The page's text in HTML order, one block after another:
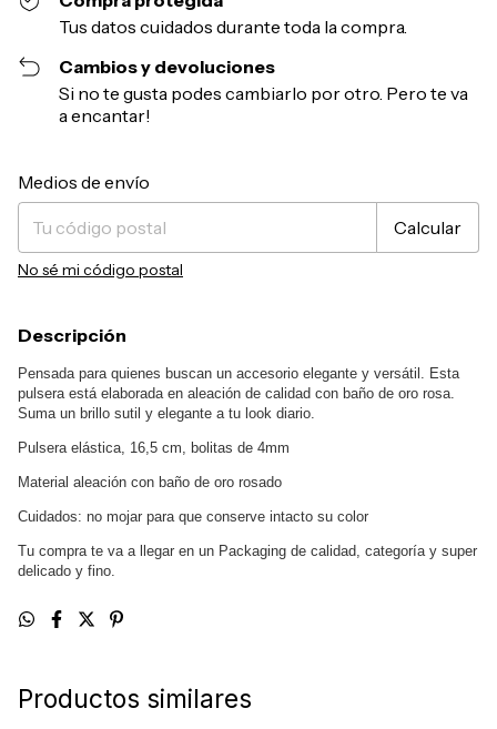
Tus datos cuidados durante toda la compra.
Cambios y devoluciones
Si no te gusta podes cambiarlo por otro. Pero te va
a encantar!
Entregas para el CP:
Medios de envío
Calcular
No sé mi código postal
Descripción
Pensada para quienes buscan un accesorio elegante y versátil. Esta
pulsera está elaborada en aleación de calidad con baño de oro rosa.
Suma un brillo sutil y elegante a tu look diario.
Pulsera elástica, 16,5 cm, bolitas de 4mm
Material aleación con baño de oro rosado
Cuidados: no mojar para que conserve intacto su color
Tu compra te va a llegar en un Packaging de calidad, categoría y super
delicado y fino.
Productos similares